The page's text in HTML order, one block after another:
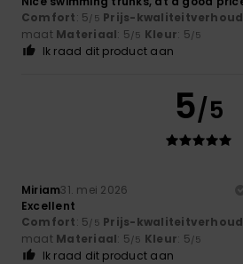
Comfort: 5/5 Prijs-
maat Materiaal: 5/5 Kleur: 5/5
Ik raad dit product aan
5/5
Miriam31. mei 2026
Excellent
Comfort: 5/5 Prijs-
maat Materiaal: 5/5 Kleur: 5/5
Ik raad dit product aan